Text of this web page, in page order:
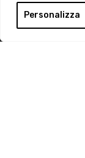
Personalizza
Login
Diventa Socio